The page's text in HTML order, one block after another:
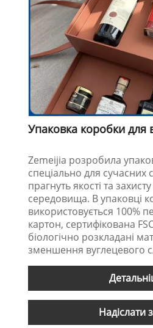
Упаковка коробки для
Zemeijia розробила
спеціально для сучасних
прагнуть якості та
середовища. В упаковці
використовується 100%
картон, сертифікована
біологічно розкладані
зменшення вуглецевого
Надіслати